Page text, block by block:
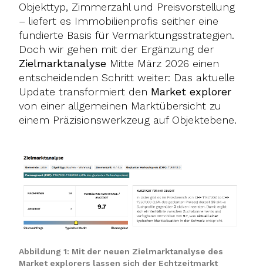
Objekttyp, Zimmerzahl und Preisvorstellung
– liefert es Immobilienprofis seither eine
fundierte Basis für Vermarktungsstrategien.
Doch wir gehen mit der Ergänzung der
Zielmarktanalyse Mitte März 2026 einen
entscheidenden Schritt weiter: Das aktuelle
Update transformiert den Market explorer
von einer allgemeinen Marktübersicht zu
einem Präzisionswerkzeug auf Objektebene.
Abbildung 1: Mit der neuen Zielmarktanalyse des
Market explorers lassen sich der Echtzeitmarkt